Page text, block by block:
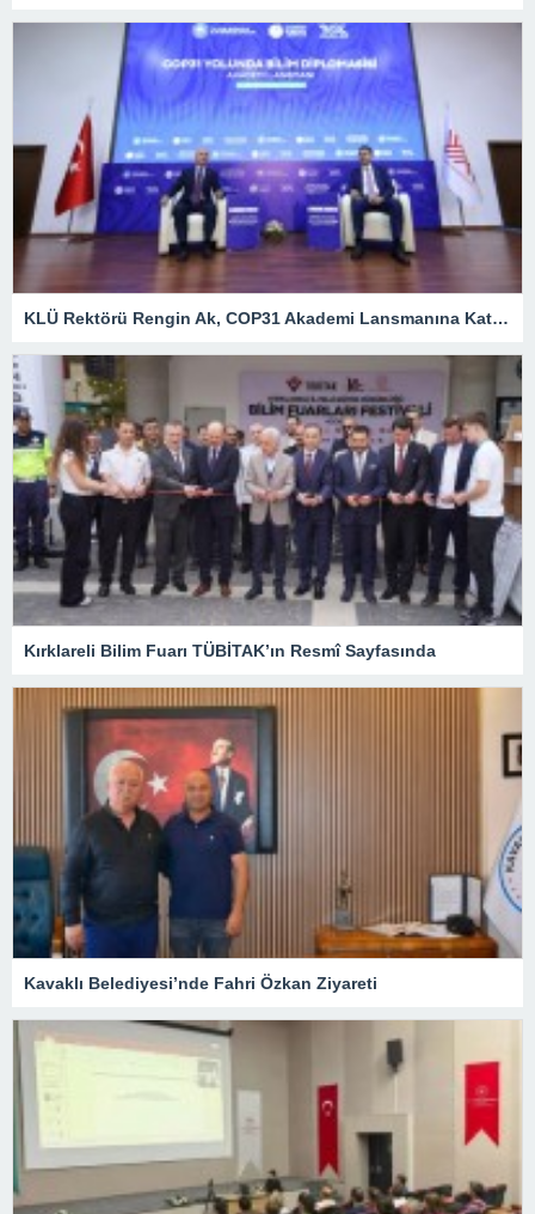
KLÜ Rektörü Rengin Ak, COP31 Akademi Lansmanına Katıldı
Kırklareli Bilim Fuarı TÜBİTAK’ın Resmî Sayfasında
Kavaklı Belediyesi’nde Fahri Özkan Ziyareti